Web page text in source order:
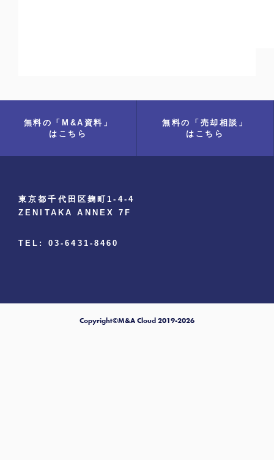
無料の「M&A資料」
はこちら
無料の「売却相談」
はこちら
東京都千代田区麹町1-4-4
ZENITAKA ANNEX 7F
TEL: 03-6431-8460
Copyright©M&A Cloud 2019-2026